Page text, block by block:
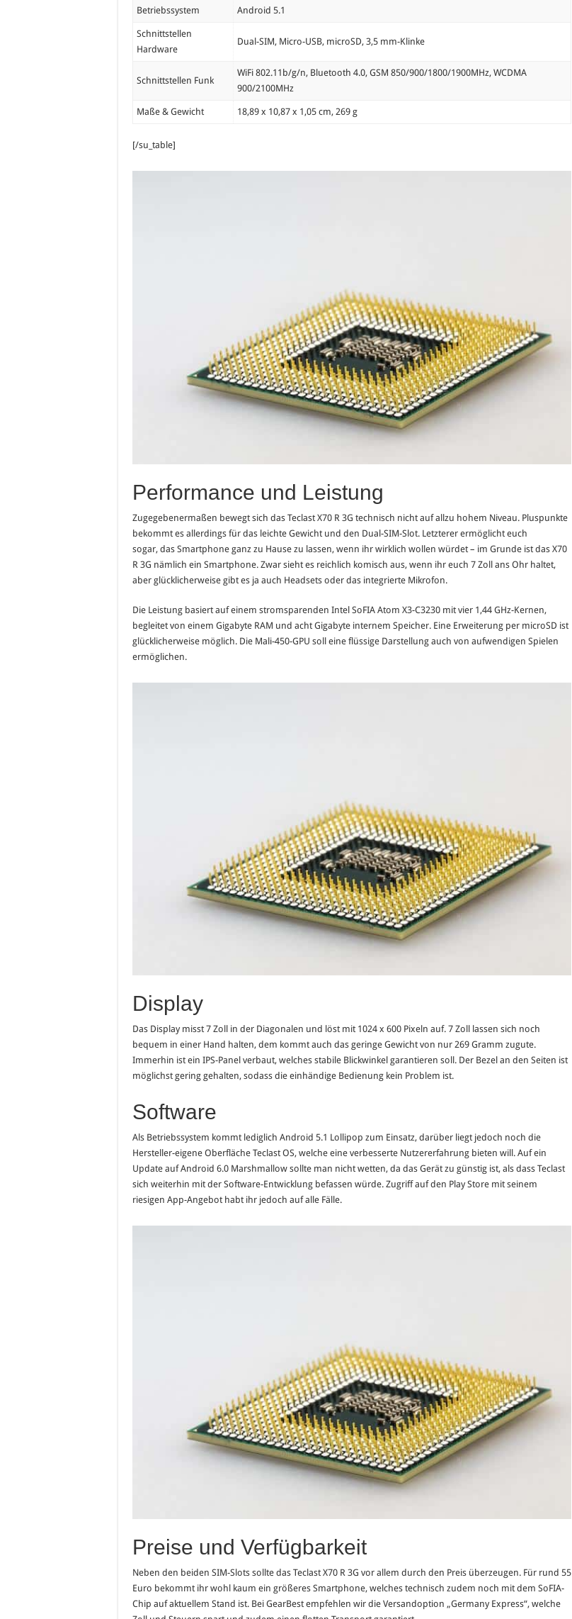
Betriebssystem Android 5.1
Schnittstellen
Hardware
Dual-SIM, Micro-USB, microSD, 3,5 mm-Klinke
Schnittstellen Funk
WiFi 802.11b/g/n, Bluetooth 4.0, GSM 850/900/1800/1900MHz, WCDMA
900/2100MHz
Maße & Gewicht 18,89 x 10,87 x 1,05 cm, 269 g
[/su_table]
Performance und Leistung
Zugegebenermaßen bewegt sich das Teclast X70 R 3G technisch nicht auf allzu hohem Niveau. Pluspunkte
bekommt es allerdings für das leichte Gewicht und den Dual-SIM-Slot. Letzterer ermöglicht euch
sogar, das Smartphone ganz zu Hause zu lassen, wenn ihr wirklich wollen würdet – im Grunde ist das X70
R 3G nämlich ein Smartphone. Zwar sieht es reichlich komisch aus, wenn ihr euch 7 Zoll ans Ohr haltet,
aber glücklicherweise gibt es ja auch Headsets oder das integrierte Mikrofon.
Die Leistung basiert auf einem stromsparenden Intel SoFIA Atom X3-C3230 mit vier 1,44 GHz-Kernen,
begleitet von einem Gigabyte RAM und acht Gigabyte internem Speicher. Eine Erweiterung per microSD ist
glücklicherweise möglich. Die Mali-450-GPU soll eine flüssige Darstellung auch von aufwendigen Spielen
ermöglichen.
Display
Das Display misst 7 Zoll in der Diagonalen und löst mit 1024 x 600 Pixeln auf. 7 Zoll lassen sich noch
bequem in einer Hand halten, dem kommt auch das geringe Gewicht von nur 269 Gramm zugute.
Immerhin ist ein IPS-Panel verbaut, welches stabile Blickwinkel garantieren soll. Der Bezel an den Seiten ist
möglichst gering gehalten, sodass die einhändige Bedienung kein Problem ist.
Software
Als Betriebssystem kommt lediglich Android 5.1 Lollipop zum Einsatz, darüber liegt jedoch noch die
Hersteller-eigene Oberfläche Teclast OS, welche eine verbesserte Nutzererfahrung bieten will. Auf ein
Update auf Android 6.0 Marshmallow sollte man nicht wetten, da das Gerät zu günstig ist, als dass Teclast
sich weiterhin mit der Software-Entwicklung befassen würde. Zugriff auf den Play Store mit seinem
riesigen App-Angebot habt ihr jedoch auf alle Fälle.
Preise und Verfügbarkeit
Neben den beiden SIM-Slots sollte das Teclast X70 R 3G vor allem durch den Preis überzeugen. Für rund 55
Euro bekommt ihr wohl kaum ein größeres Smartphone, welches technisch zudem noch mit dem SoFIA-
Chip auf aktuellem Stand ist. Bei GearBest empfehlen wir die Versandoption „Germany Express“, welche